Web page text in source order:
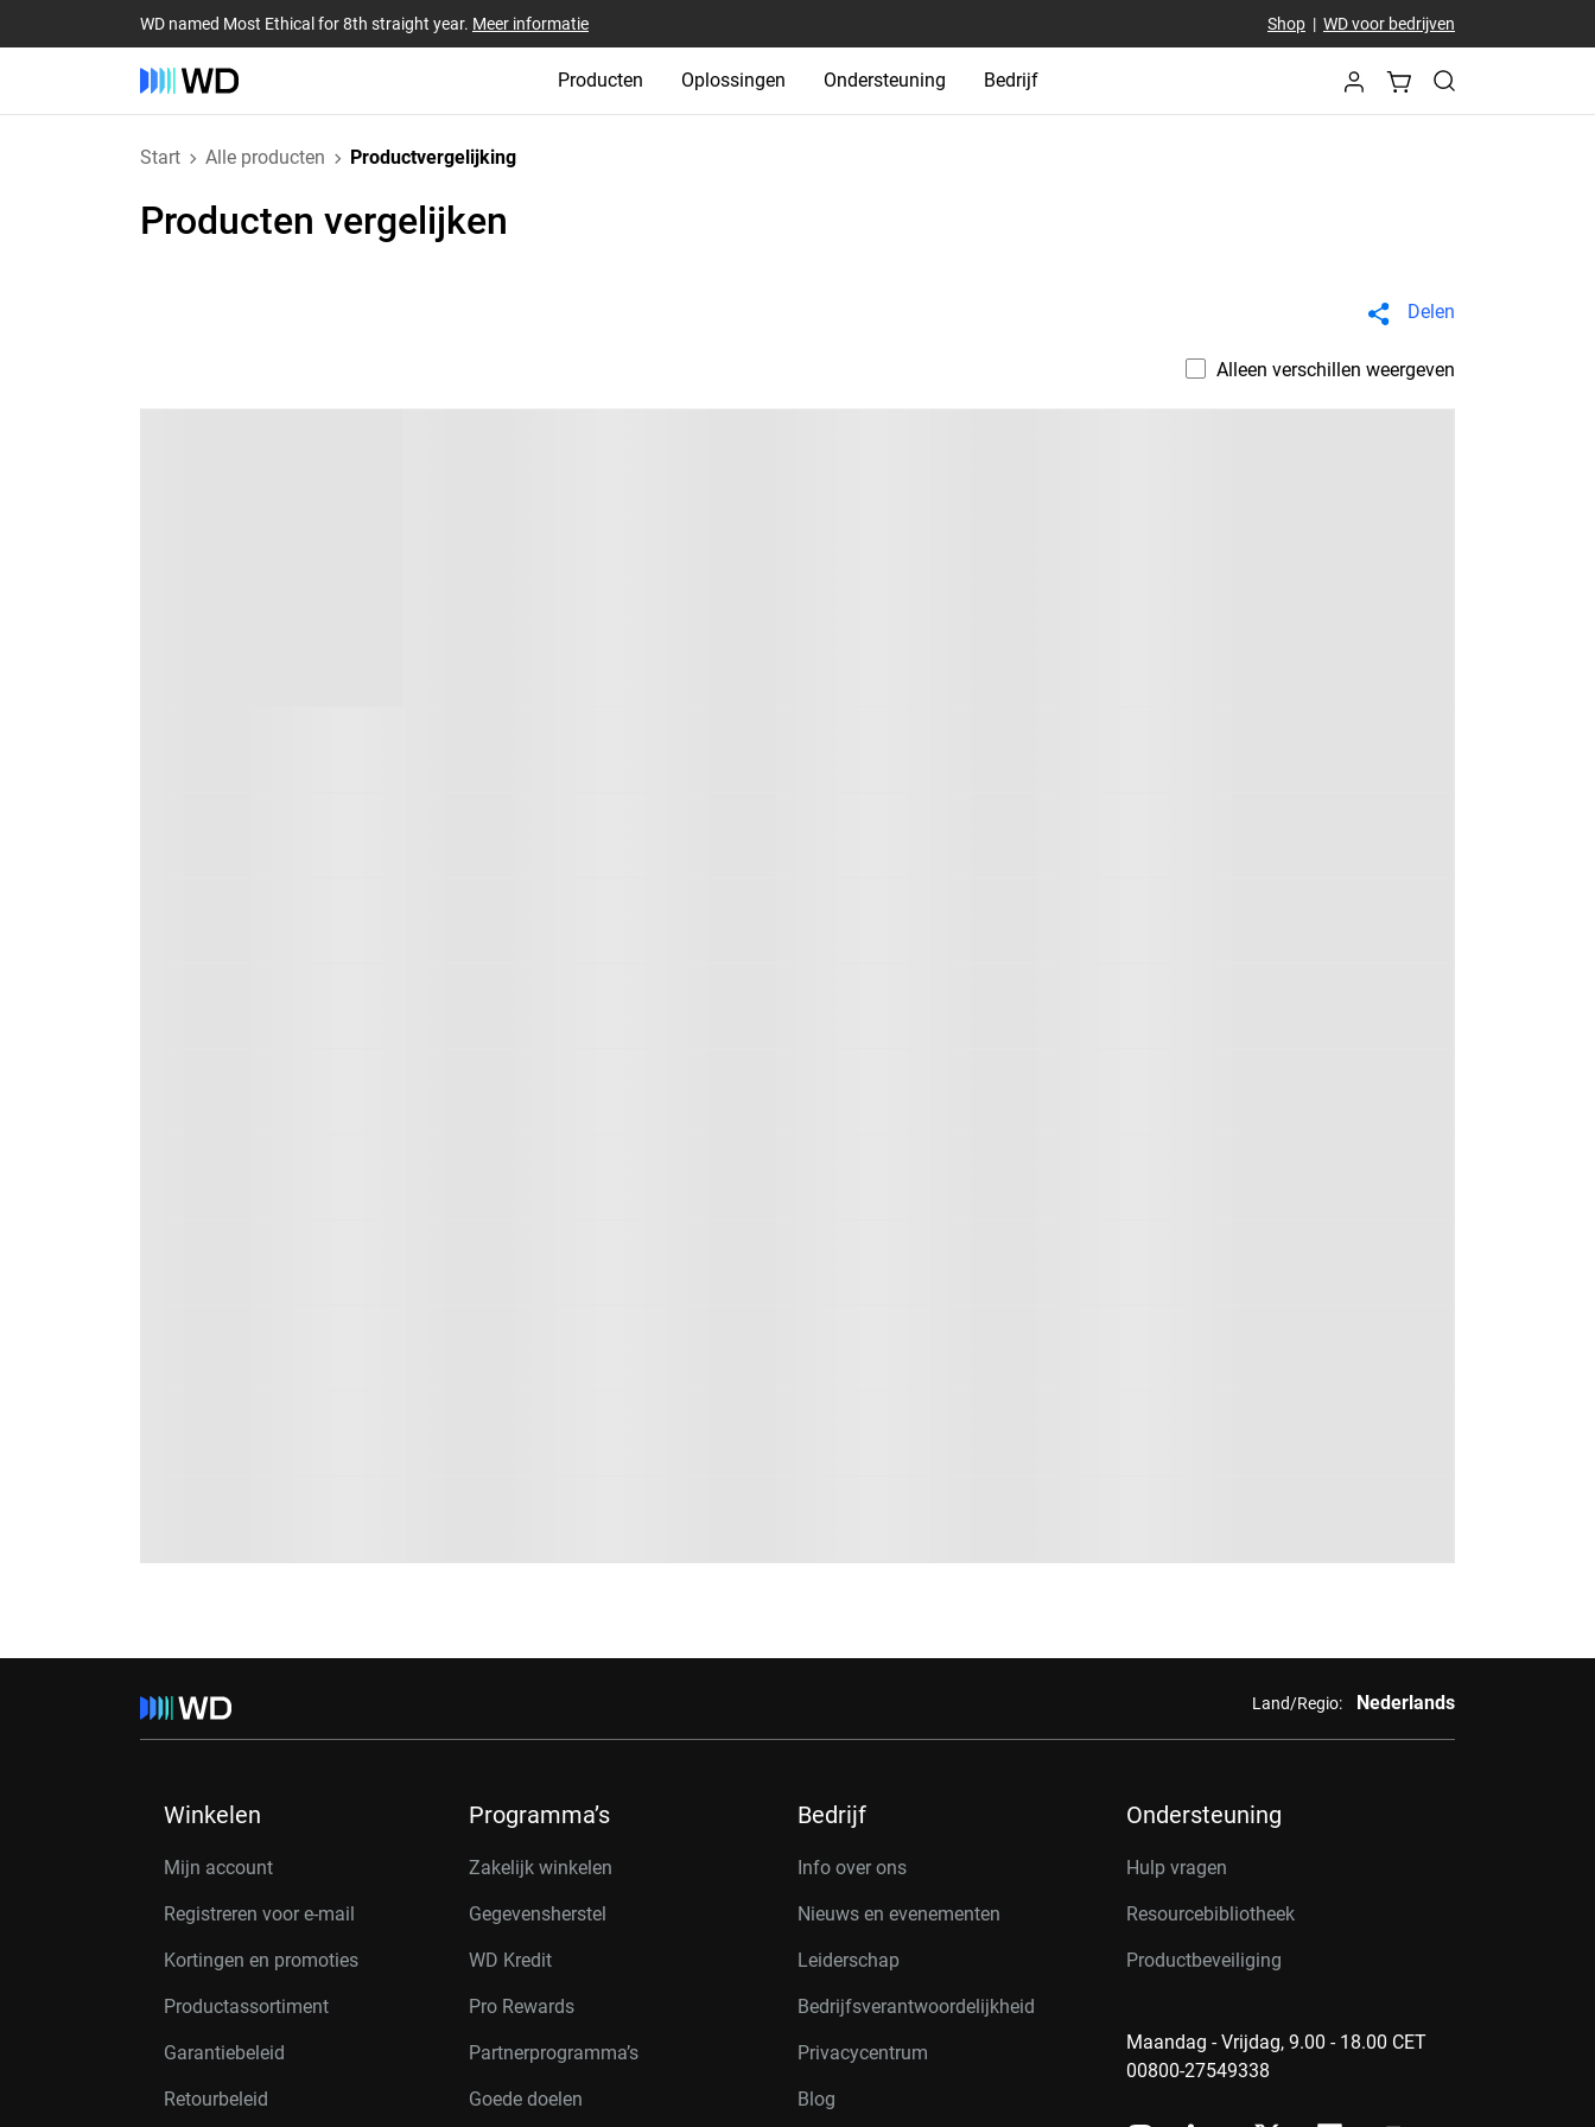
WD named Most Ethical for 8th straight year. Meer informatie Shop| WD voor bedrijven
Producten Oplossingen Ondersteuning Bedrijf
Start Alle producten Productvergelijking
Producten vergelijken
Delen
Alleen verschillen weergeven
Land/Regio: Nederlands
Winkelen
Mijn account
Registreren voor e-mail
Kortingen en promoties
Productassortiment
Garantiebeleid
Retourbeleid
Programma’s
Zakelijk winkelen
Gegevensherstel
WD Kredit
Pro Rewards
Partnerprogramma’s
Goede doelen
Bedrijf
Info over ons
Nieuws en evenementen
Leiderschap
Bedrijfsverantwoordelijkheid
Privacycentrum
Blog
Ondersteuning
Hulp vragen
Resourcebibliotheek
Productbeveiliging
Maandag - Vrijdag, 9.00 - 18.00 CET
00800-27549338